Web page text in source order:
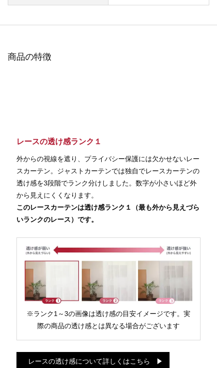
商品の特徴
レースの透け感ランク１
外からの視線を遮り、プライバシー保護には欠かせないレー
スカーテン。ジャストカーテンでは独自でレースカーテンの
透け感を3段階でランク分けしました。数字が小さいほど外
から見えにくくなります。
このレースカーテンは透け感ランク１（最も外から見えづら
いランクのレース）です。
※ランク1～3の画像は透け感の目安イメージです。実
際の商品の透け感とは異なる場合がございます
レースの透け感について詳しくはこちら